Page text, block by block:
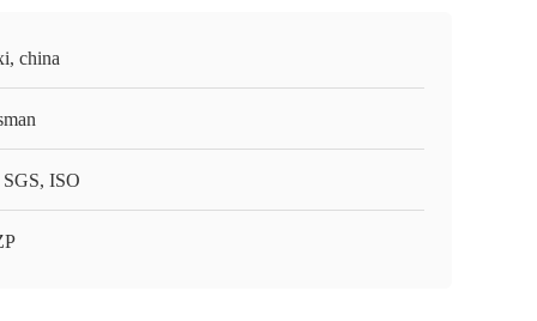
china
ISO